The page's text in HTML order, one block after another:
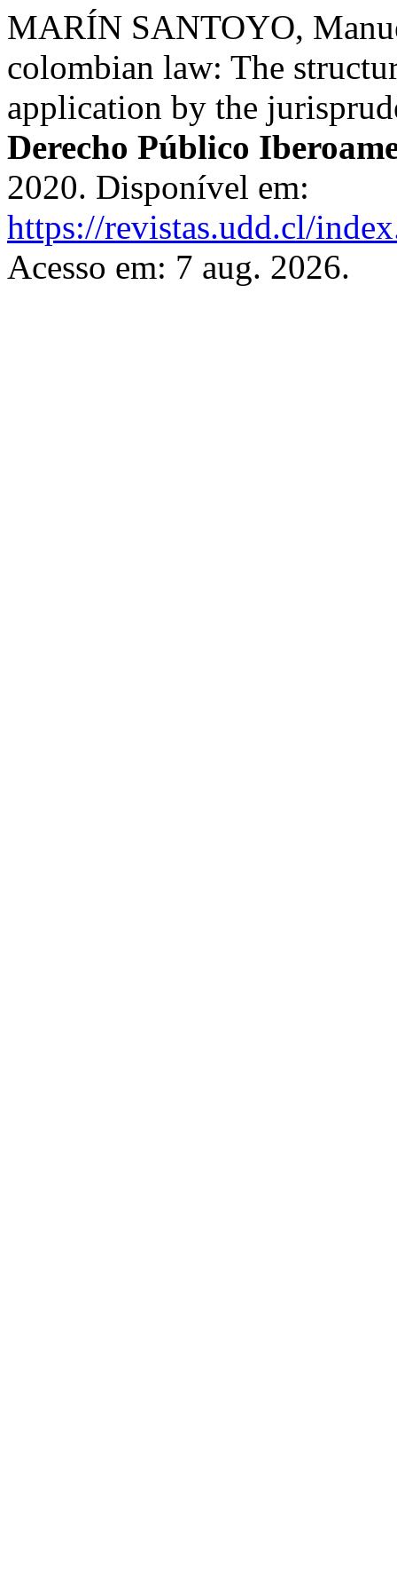
MARÍN SANTOYO,
colombian law: The
application by the
Derecho Público
2020. Disponível em:
https://revistas.udd.cl/
Acesso em: 7 aug. 2026.